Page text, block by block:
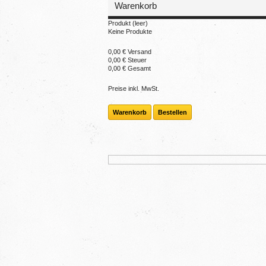
Warenkorb
Produkt (leer)
Keine Produkte
0,00 € Versand
0,00 € Steuer
0,00 € Gesamt
Preise inkl. MwSt.
Warenkorb Bestellen